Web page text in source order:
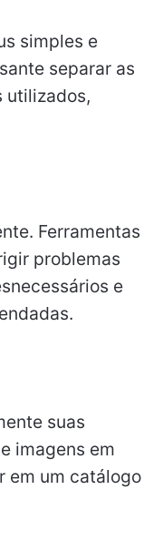
simples e
separar as
utilizados,
Ferramentas
problemas
e
suas
imagens em
em um catálogo